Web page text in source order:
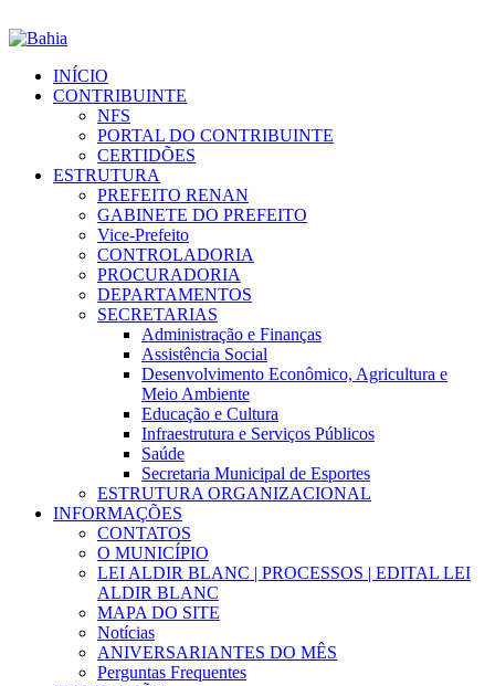
INÍCIO
CONTRIBUINTE
NFS
PORTAL DO CONTRIBUINTE
CERTIDÕES
ESTRUTURA
PREFEITO RENAN
GABINETE DO PREFEITO
Vice-Prefeito
CONTROLADORIA
PROCURADORIA
DEPARTAMENTOS
SECRETARIAS
Administração e Finanças
Assistência Social
Desenvolvimento Econômico, Agricultura e
Meio Ambiente
Educação e Cultura
Infraestrutura e Serviços Públicos
Saúde
Secretaria Municipal de Esportes
ESTRUTURA ORGANIZACIONAL
INFORMAÇÕES
CONTATOS
O MUNICÍPIO
LEI ALDIR BLANC | PROCESSOS | EDITAL LEI
ALDIR BLANC
MAPA DO SITE
Notícias
ANIVERSARIANTES DO MÊS
Perguntas Frequentes